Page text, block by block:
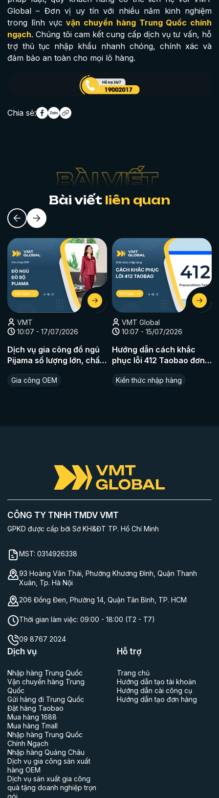
Global – Đơn vị uy tín với nhiều năm kinh nghiệm
trong lĩnh vựcvận chuyển hàng Trung Quốc chính
ngạch. Chúng tôi cam kết cung cấp dịch vụ tư vấn, hỗ
trợ thủ tục nhập khẩu nhanh chóng, chính xác và
đảm bảo an toàn cho mọi lô hàng.
Chia sẻ:
Bài viết liên quan
VMT
10:07 - 17/07/2026
Dịch vụ gia công đồ ngủ
Pijama số lượng lớn, chất
Gia công OEM
VMT Global
10:07 - 15/07/2026
Hướng dẫn cách khắc
phục lỗi 412 Taobao đơn
Kiến thức nhập hàng
CÔNG TY TNHH TMDV VMT
GPKD được cấp bởi Sở KH&ĐT TP. Hồ Chí Minh
MST: 0314926338
93 Hoàng Văn Thái, Phường Khương Đình, Quận Thanh
Xuân, Tp. Hà Nội
206 Đồng Đen, Phường 14, Quận Tân Bình, TP. HCM
Thời gian làm việc: 09:00 - 18:00 (T2 - T7)
09 8767 2024
Dịch vụ
Nhập hàng Trung Quốc
Vận chuyển hàng Trung
Quốc
Gửi hàng đi Trung Quốc
Đặt hàng Taobao
Mua hàng 1688
Mua hàng Tmall
Nhập hàng Trung Quốc
Chính Ngạch
Nhập hàng Quảng Châu
Dịch vụ gia công sản xuất
hàng OEM
Dịch vụ sản xuất gia công
quà tặng doanh nghiệp trọn
gói
Hỗ trợ
Trang chủ
Hướng dẫn tạo tài khoản
Hướng dẫn cài công cụ
Hướng dẫn tạo đơn hàng